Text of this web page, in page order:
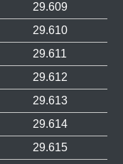
29.609
29.610
29.611
29.612
29.613
29.614
29.615